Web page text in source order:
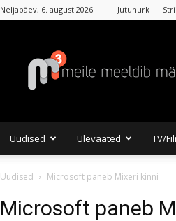
Neljapäev, 6. august 2026 Jutunurk
Uudised Ülevaated TV/
Uudised Microsoft paneb Mixeri kinni
Microsoft paneb